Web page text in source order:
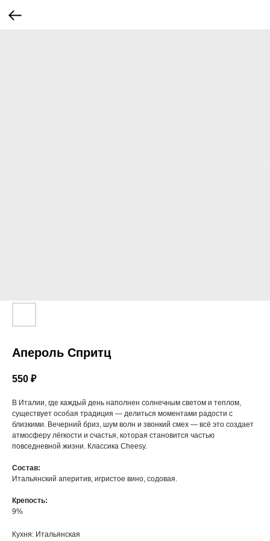
Апероль Спритц
550 ₽
В Италии, где каждый день наполнен солнечным светом и теплом,
существует особая традиция — делиться моментами радости с
близкими. Вечерний бриз, шум волн и звонкий смех — всё это создает
атмосферу лёгкости и счастья, которая становится частью
повседневной жизни. Классика Cheesy.
Состав:
Итальянский аперитив, игристое вино, содовая.
Крепость:
9%
Кухня: Итальянская